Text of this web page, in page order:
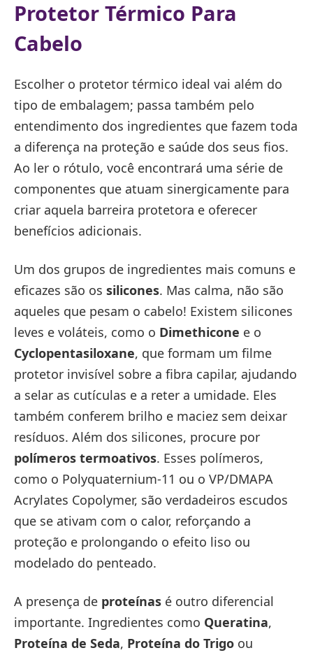
Protetor Térmico Para
Cabelo
Escolher o protetor térmico ideal vai além do
tipo de embalagem; passa também pelo
entendimento dos ingredientes que fazem toda
a diferença na proteção e saúde dos seus fios.
Ao ler o rótulo, você encontrará uma série de
componentes que atuam sinergicamente para
criar aquela barreira protetora e oferecer
benefícios adicionais.
Um dos grupos de ingredientes mais comuns e
eficazes são os silicones. Mas calma, não são
aqueles que pesam o cabelo! Existem silicones
leves e voláteis, como o Dimethicone e o
Cyclopentasiloxane, que formam um filme
protetor invisível sobre a fibra capilar, ajudando
a selar as cutículas e a reter a umidade. Eles
também conferem brilho e maciez sem deixar
resíduos. Além dos silicones, procure por
polímeros termoativos. Esses polímeros,
como o Polyquaternium-11 ou o VP/DMAPA
Acrylates Copolymer, são verdadeiros escudos
que se ativam com o calor, reforçando a
proteção e prolongando o efeito liso ou
modelado do penteado.
A presença de proteínas é outro diferencial
importante. Ingredientes como Queratina,
Proteína de Seda, Proteína do Trigo ou